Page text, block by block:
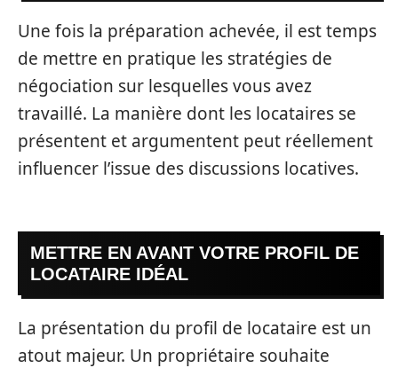
Une fois la préparation achevée, il est temps
de mettre en pratique les stratégies de
négociation sur lesquelles vous avez
travaillé. La manière dont les locataires se
présentent et argumentent peut réellement
influencer l’issue des discussions locatives.
METTRE EN AVANT VOTRE PROFIL DE
LOCATAIRE IDÉAL
La présentation du profil de locataire est un
atout majeur. Un propriétaire souhaite